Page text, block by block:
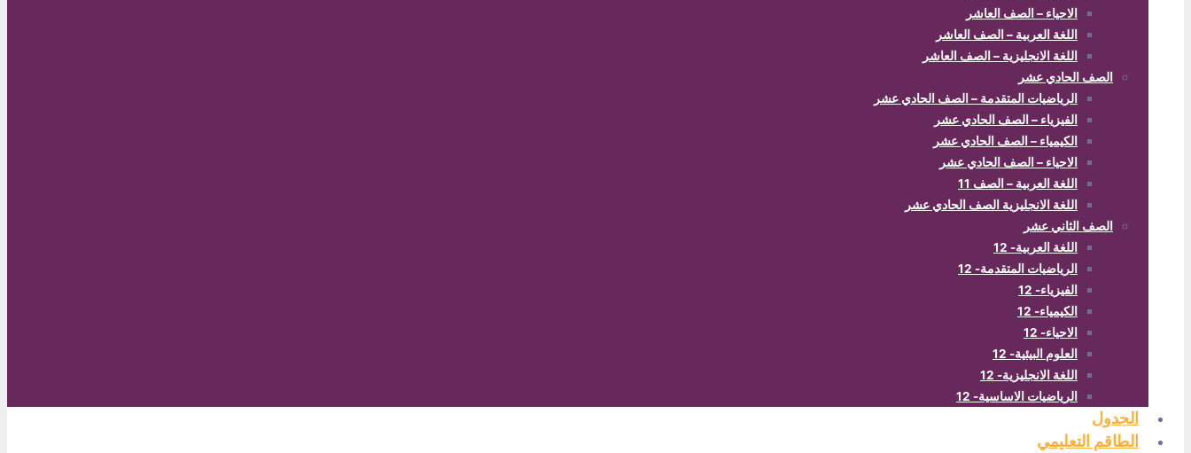
الاحياء – الصف العاشر
اللغة العربية – الصف العاشر
اللغة الانجليزية – الصف العاشر
الصف الحادي عشر
الرياضيات المتقدمة – الصف الحادي عشر
الفيزياء – الصف الحادي عشر
الكيمياء – الصف الحادي عشر
الاحياء – الصف الحادي عشر
اللغة العربية – الصف 11
اللغة الانجليزية الصف الحادي عشر
الصف الثاني عشر
اللغة العربية- 12
الرياضيات المتقدمة- 12
الفيزياء- 12
الكيمياء- 12
الاحياء- 12
العلوم البيئية- 12
اللغة الانجليزية- 12
الرياضيات الاساسية- 12
الجدول
الطاقم التعليمي